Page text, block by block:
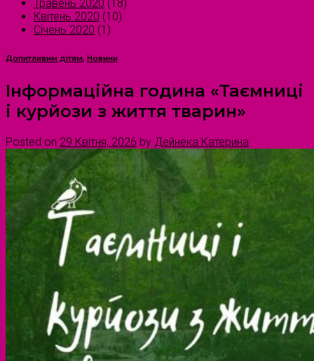
Травень 2020 (18)
Квітень 2020 (10)
Січень 2020 (1)
Допитливим дітям, Новини
Інформаційна година «Таємниці
і курйози з життя тварин»
Posted on 29 Квітня, 2026 by Дейнека Катерина